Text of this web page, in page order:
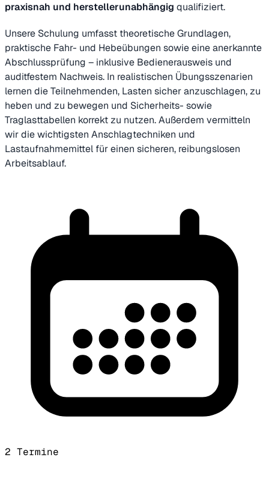
praxisnah und herstellerunabhängig qualifiziert.
Unsere Schulung umfasst theoretische Grundlagen,
praktische Fahr- und Hebeübungen sowie eine anerkannte
Abschlussprüfung – inklusive Bedienerausweis und
auditfestem Nachweis. In realistischen Übungsszenarien
lernen die Teilnehmenden, Lasten sicher anzuschlagen, zu
heben und zu bewegen und Sicherheits- sowie
Traglasttabellen korrekt zu nutzen. Außerdem vermitteln
wir die wichtigsten Anschlagtechniken und
Lastaufnahmemittel für einen sicheren, reibungslosen
Arbeitsablauf.
2 Termine